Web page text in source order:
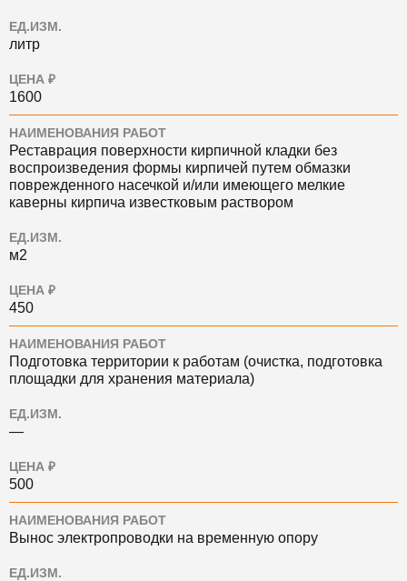
ЕД.ИЗМ.
литр
ЦЕНА ₽
1600
НАИМЕНОВАНИЯ РАБОТ
Реставрация поверхности кирпичной кладки без
воспроизведения формы кирпичей путем обмазки
поврежденного насечкой и/или имеющего мелкие
каверны кирпича известковым раствором
ЕД.ИЗМ.
м2
ЦЕНА ₽
450
НАИМЕНОВАНИЯ РАБОТ
Подготовка территории к работам (очистка, подготовка
площадки для хранения материала)
ЕД.ИЗМ.
—
ЦЕНА ₽
500
НАИМЕНОВАНИЯ РАБОТ
Вынос электропроводки на временную опору
ЕД.ИЗМ.